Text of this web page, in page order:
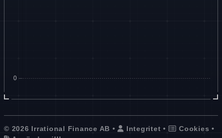
© 2026 Irrational Finance AB • Integritet • Cookies •